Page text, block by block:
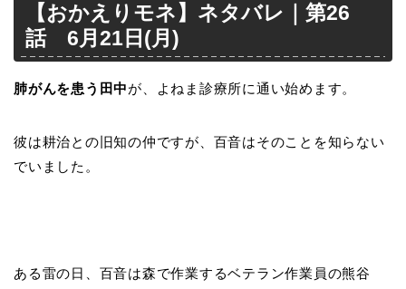
【おかえりモネ】ネタバレ｜第26
話 6月21日(月)
肺がんを患う田中が、よねま診療所に通い始めます。
彼は耕治との旧知の仲ですが、百音はそのことを知らない
でいました。
ある雷の日、百音は森で作業するベテラン作業員の熊谷